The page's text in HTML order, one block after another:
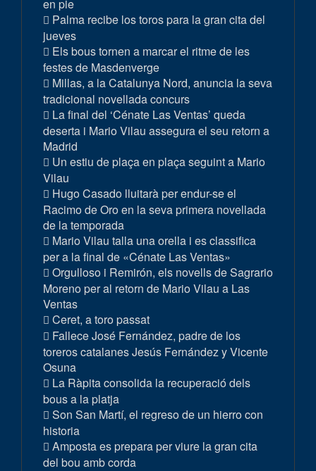
en pie
Palma recibe los toros para la gran cita del
jueves
Els bous tornen a marcar el ritme de les
festes de Masdenverge
Millas, a la Catalunya Nord, anuncia la seva
tradicional novellada concurs
La final del ‘Cénate Las Ventas’ queda
deserta i Mario Vilau assegura el seu retorn a
Madrid
Un estiu de plaça en plaça seguint a Mario
Vilau
Hugo Casado lluitarà per endur-se el
Racimo de Oro en la seva primera novellada
de la temporada
Mario Vilau talla una orella i es classifica
per a la final de «Cénate Las Ventas»
Orgulloso i Remirón, els novells de Sagrario
Moreno per al retorn de Mario Vilau a Las
Ventas
Ceret, a toro passat
Fallece José Fernández, padre de los
toreros catalanes Jesús Fernández y Vicente
Osuna
La Ràpita consolida la recuperació dels
bous a la platja
Son San Martí, el regreso de un hierro con
historia
Amposta es prepara per viure la gran cita
del bou amb corda